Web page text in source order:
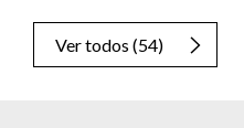
Ver todos (54)